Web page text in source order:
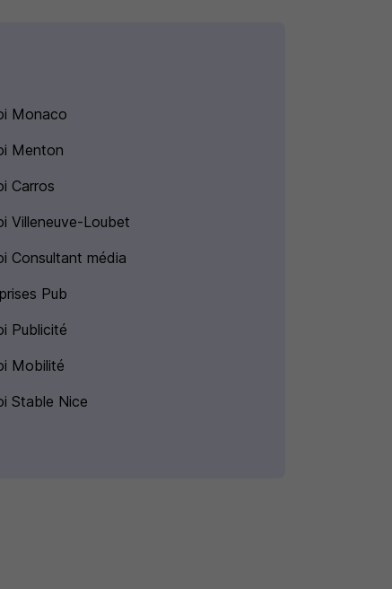
Monaco
Menton
Carros
Villeneuve-Loubet
Consultant média
Pub
Publicité
Mobilité
Stable Nice